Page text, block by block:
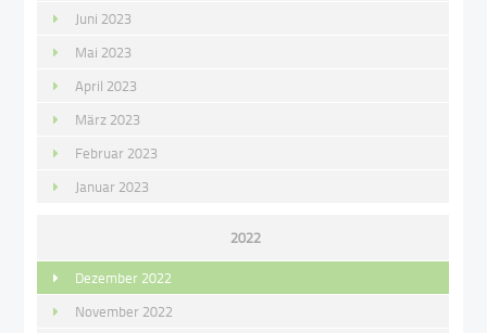
Juni 2023
Mai 2023
April 2023
März 2023
Februar 2023
Januar 2023
2022
Dezember 2022
November 2022